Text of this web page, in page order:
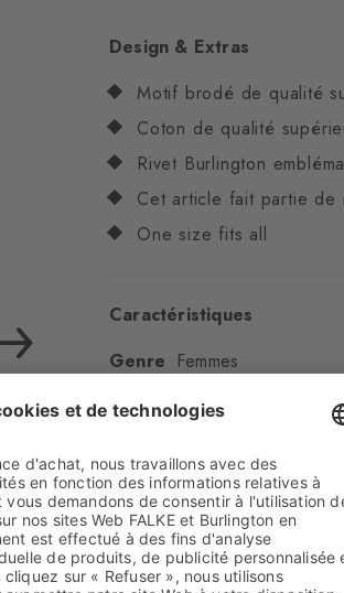
Design & Extras
Motif brodé de qualité
Coton de qualité
Rivet Burlington
Cet article fait partie de
One size fits all
Caractéristiques
Genre Femmes
Matière 82% Coton, 17%
Aspect lisse
Longueur de tige Mollet
Confort ultra-doux